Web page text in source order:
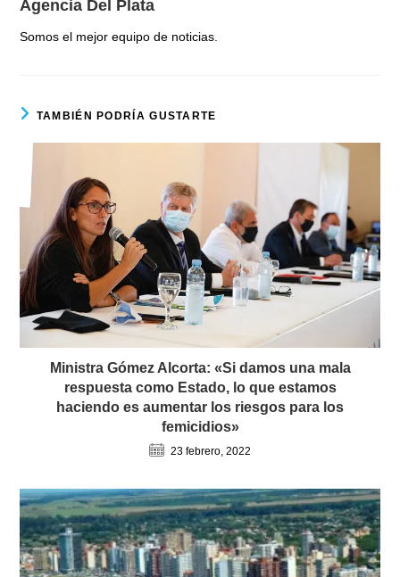
Agencia Del Plata
Somos el mejor equipo de noticias.
TAMBIÉN PODRÍA GUSTARTE
Ministra Gómez Alcorta: «Si damos una mala
respuesta como Estado, lo que estamos
haciendo es aumentar los riesgos para los
femicidios»
23 febrero, 2022